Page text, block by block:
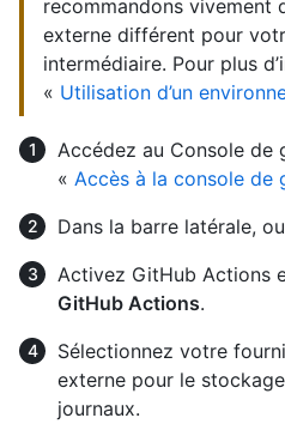
recommandons vivement
externe différent pour
intermédiaire. Pour plus
« Utilisation d’un
Accédez au Console de
« Accès à la console de
Dans la barre latérale,
Activez GitHub Actions
GitHub Actions.
Sélectionnez votre
externe pour le
journaux.